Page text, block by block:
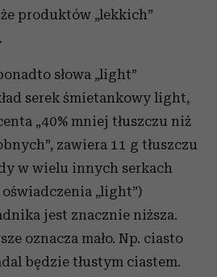
produktów „lekkich”
słowa „light”
serek śmietankowy light,
„40% mniej tłuszczu niż
zawiera 11 g tłuszczu
w wielu innych serkach
„light”)
jest znacznie niższa.
oznacza mało. Np. ciasto
będzie tłustym ciastem.